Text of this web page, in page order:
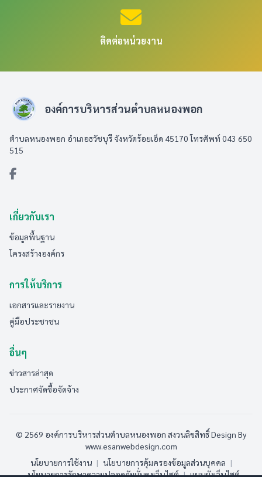
ติดต่อหน่วยงาน
องค์การบริหารส่วนตำบลหนองพอก
ตำบลหนองพอก อำเภอธวัชบุรี จังหวัดร้อยเอ็ด 45170 โทรศัพท์ 043 650
515
เกี่ยวกับเรา
ข้อมูลพื้นฐาน
โครงสร้างองค์กร
การให้บริการ
เอกสารและรายงาน
คู่มือประชาชน
อื่นๆ
ข่าวสารล่าสุด
ประกาศจัดซื้อจัดจ้าง
© 2569 องค์การบริหารส่วนตำบลหนองพอก สงวนลิขสิทธิ์Design By
www.esanwebdesign.com
นโยบายการใช้งาน | นโยบายการคุ้มครองข้อมูลส่วนบุคคล |
นโยบายการรักษาความปลอดภัยมั่นคงเว็บไซต์ | แผนผังเว็บไซต์